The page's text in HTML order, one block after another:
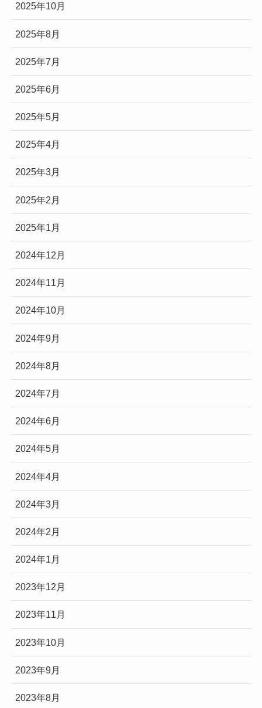
2025年10月
2025年8月
2025年7月
2025年6月
2025年5月
2025年4月
2025年3月
2025年2月
2025年1月
2024年12月
2024年11月
2024年10月
2024年9月
2024年8月
2024年7月
2024年6月
2024年5月
2024年4月
2024年3月
2024年2月
2024年1月
2023年12月
2023年11月
2023年10月
2023年9月
2023年8月